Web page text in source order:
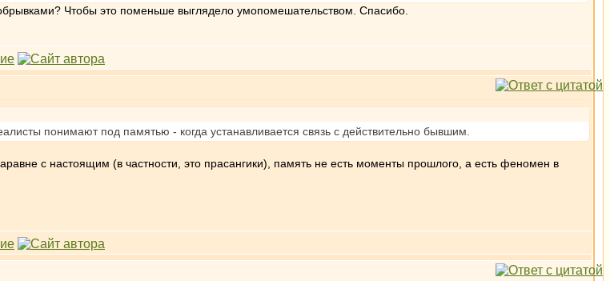
Чтобы это поменьше выглядело умопомешательством. Спасибо.
понимают под памятью - когда устанавливается связь с действительно бывшим.
с настоящим (в частности, это прасангики), память не есть моменты прошлого, а есть феномен в